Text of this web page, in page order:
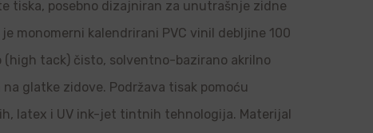
tiska, posebno dizajniran za unutrašnje zidne
monomerni kalendrirani PVC vinil debljine 100
(high tack) čisto, solventno-bazirano akrilno
glatke zidove. Podržava tisak pomoću
latex i UV ink-jet tintnih tehnologija. Materijal